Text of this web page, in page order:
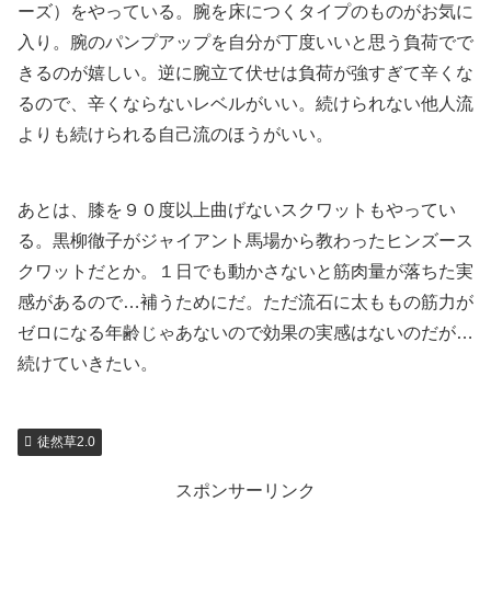
ーズ）をやっている。腕を床につくタイプのものがお気に
入り。腕のパンプアップを自分が丁度いいと思う負荷でで
きるのが嬉しい。逆に腕立て伏せは負荷が強すぎて辛くな
るので、辛くならないレベルがいい。続けられない他人流
よりも続けられる自己流のほうがいい。
あとは、膝を９０度以上曲げないスクワットもやってい
る。黒柳徹子がジャイアント馬場から教わったヒンズース
クワットだとか。１日でも動かさないと筋肉量が落ちた実
感があるので…補うためにだ。ただ流石に太ももの筋力が
ゼロになる年齢じゃあないので効果の実感はないのだが…
続けていきたい。
徒然草2.0
スポンサーリンク